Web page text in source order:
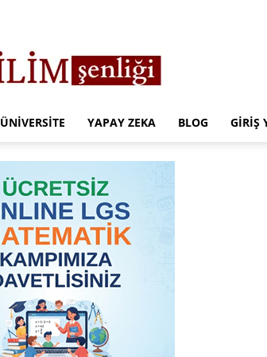
Eğitim
Kampüsü
ÜNIVERSITE YAPAY ZEKA BLOG GIRIŞ